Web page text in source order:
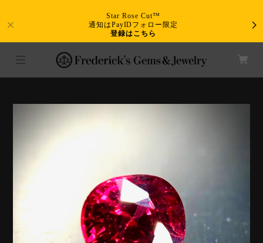
Star Rose Cut™
通知はPayIDフォロー限定
登録はこちら